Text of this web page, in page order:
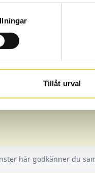
Tillåt urval
ditt företag /
Klicka sedan på
du vill boka
här godkänner du